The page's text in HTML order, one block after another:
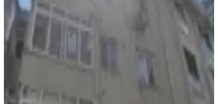
Eyüpsultan, Rami Cuma Mahallesi
D&B Gayrimenkul Yaşar Deniz